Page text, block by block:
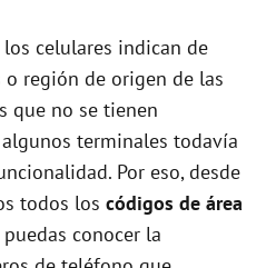
celulares indican de
región de origen de las
que no se tienen
terminales todavía
Por eso, desde
todos los códigos de área
conocer la